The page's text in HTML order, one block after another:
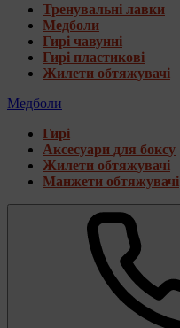
Тренувальні лавки
Медболи
Гирі чавунні
Гирі пластикові
Жилети обтяжувачі
Медболи
Гирі
Аксесуари для боксу
Жилети обтяжувачі
Манжети обтяжувачі